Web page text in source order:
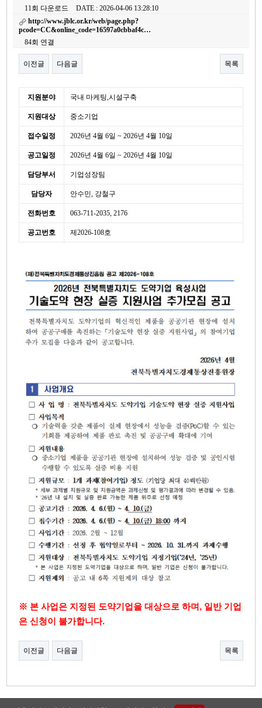
11회 다운로드
DATE : 2026-04-06 13:28:10
http://www.jblc.or.kr/web/page.php?
pcode=CC&online_code=16597a0cbbaf4c…
84회 연결
이전글 다음글 목록
본문
지원분야 국내 마케팅,시설구축
지원대상 중소기업
접수일정 2026년 4월 6일 ~ 2026년 4월 10일
공고일정 2026년 4월 6일 ~ 2026년 4월 10일
담당부서 기업성장팀
담당자 안수민, 강철구
전화번호 063-711-2035, 2176
공고번호 제2026-108호
※ 본 사업은 지정된 도약기업을 대상으로 하며, 일반 기업
은 신청이 불가합니다.
이전글 다음글 목록